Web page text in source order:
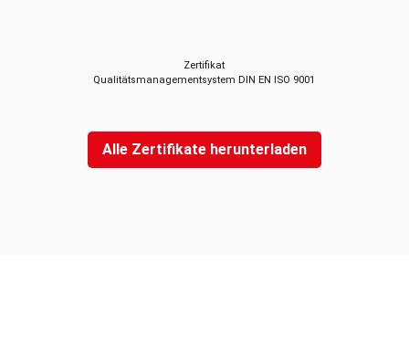
Zertifikat
Qualitätsmanagementsystem DIN EN ISO 9001
Alle Zertifikate herunterladen